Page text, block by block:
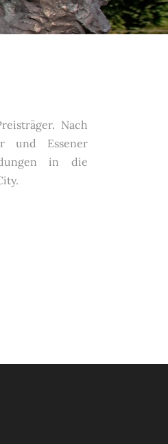
Nach
und Essener
in die